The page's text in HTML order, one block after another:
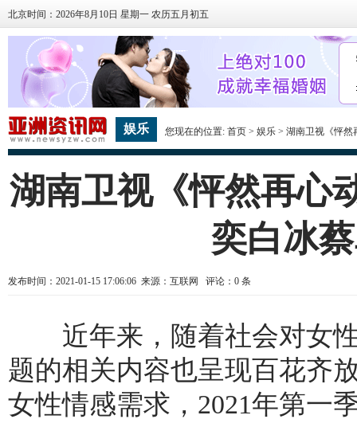
北京时间：2026年8月10日 星期一 农历五月初五
娱乐 您现在的位置:首页 >娱乐 > 湖南卫视《怦然
湖南卫视《怦然再心
奕白冰
发布时间：2021-01-15 17:06:06 来源：互联网 评论： 0 条
近年来，随着社会对女性
题的相关内容也呈现百花齐
女性情感需求，2021年第一